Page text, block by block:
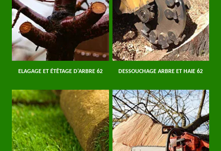
ELAGAGE ET ÉTÊTAGE D'ARBRE 62 DESSOUCHAGE ARBRE ET HAIE 62